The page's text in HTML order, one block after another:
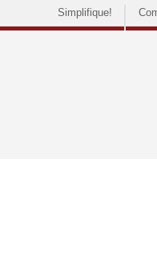
Simplifique!